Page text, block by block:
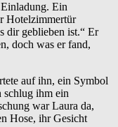
Ein
Hotelzimmertür
dir geblieben ist.“ Er
doch was er fand,
auf ihn, ein Symbol
schlug ihm ein
war Laura da,
Hose, ihr Gesicht